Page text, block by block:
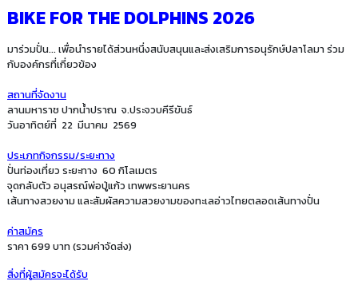
BIKE FOR THE DOLPHINS 2026
มาร่วมปั่น... เพื่อนำรายได้ส่วนหนึ่งสนับสนุนและส่งเสริมการอนุรักษ์ปลาโลมา ร่วม
กับองค์กรที่เกี่ยวข้อง
สถานที่จัดงาน
ลานมหาราช ปากนํ้าปราณ จ.ประจวบคีรีขันธ์
วันอาทิตย์ที่ 22 มีนาคม 2569
ประเภทกิจกรรม/ระยะทาง
ปั่นท่องเที่ยว ระยะทาง 60 กิโลเมตร
จุดกลับตัว อนุสรณ์พ่อปู่แก้ว เทพพระยานคร
เส้นทางสวยงาม และสัมผัสความสวยงามของทะเลอ่าวไทยตลอดเส้นทางปั่น
ค่าสมัคร
ราคา 699 บาท (รวมค่าจัดส่ง)
สิ่งที่ผู้สมัครจะได้รับ